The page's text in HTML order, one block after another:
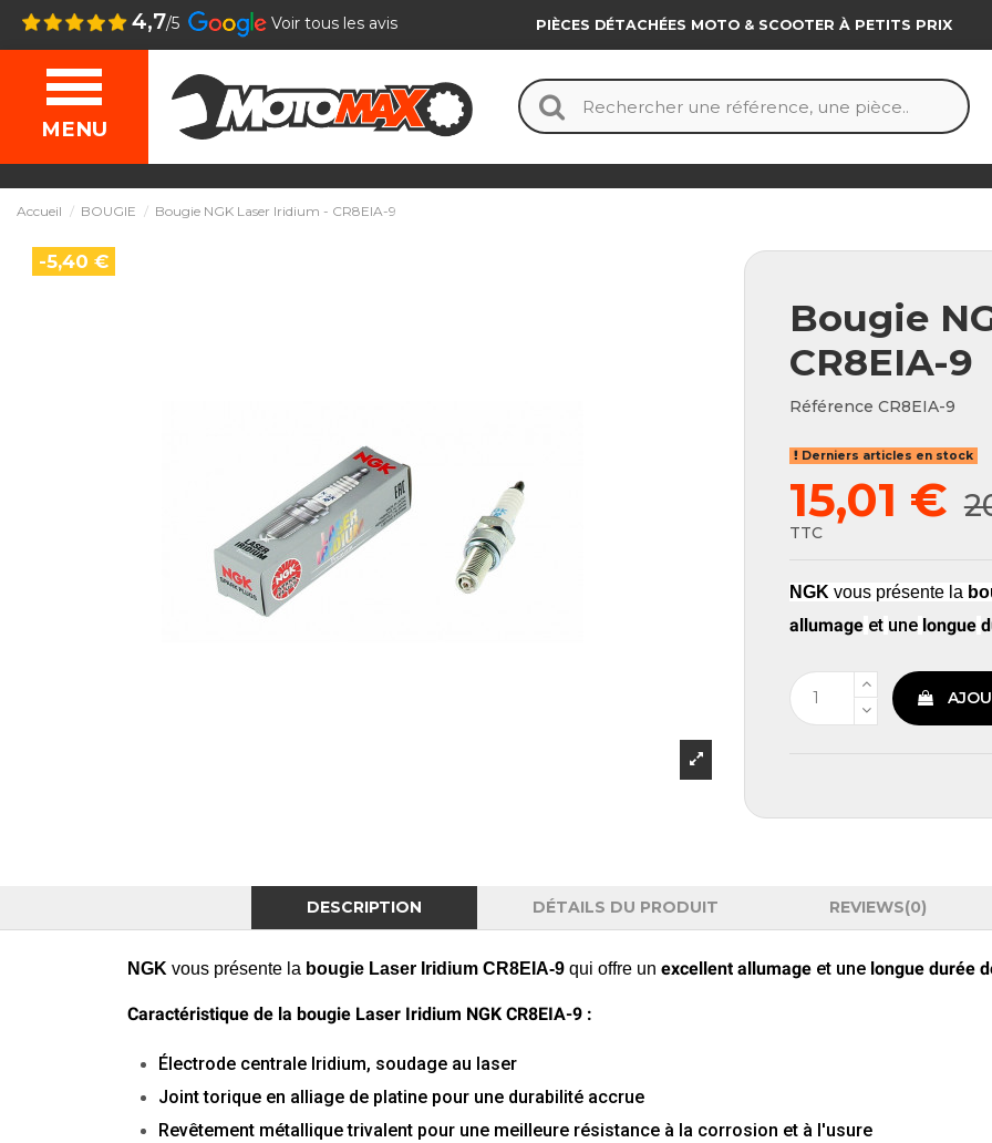
4,7/5 Voir tous les avis PIÈCES DÉTACHÉES MOTO & SCOOTER À PETITS PRIX
MENU
Accueil BOUGIE Bougie NGK Laser Iridium - CR8EIA-9
-5,40 €
Bougie
CR8EIA-9
Référence CR8EIA-9
Derniers articles en stock
15,01 €
TTC
NGK vous présente la
allumage et une longue
DESCRIPTION DÉTAILS DU PRODUIT REVIEWS(0)
NGK vous présente la bougie Laser Iridium CR8EIA-9 qui offre un excellent allumage et une longue durée
Caractéristique de la bougie Laser Iridium NGK CR8EIA-9 :
Électrode centrale Iridium, soudage au laser
Joint torique en alliage de platine pour une durabilité accrue
Revêtement métallique trivalent pour une meilleure résistance à la corrosion et à l'usure